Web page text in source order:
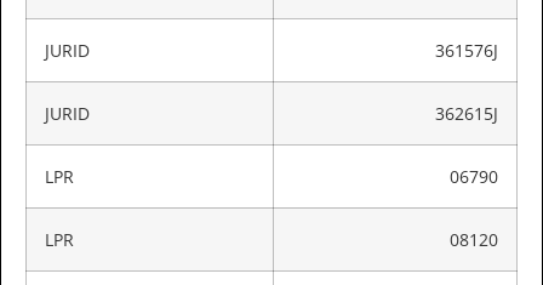
JURID 361576J
JURID 362615J
LPR 06790
LPR 08120